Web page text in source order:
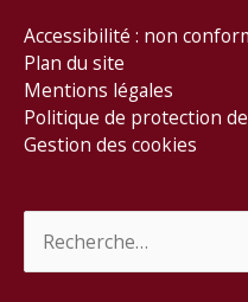
Accessibilité : non
Plan du site
Mentions légales
Politique de protection
Gestion des cookies